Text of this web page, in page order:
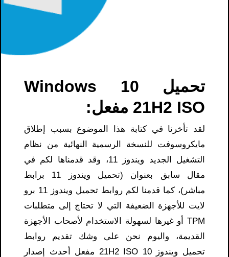
تحميل Windows 10
21H2 ISO مفعل:
لقد تأخرنا في كتابة هذا الموضوع بسبب إطلاق
مايكروسوفت للنسخة الرسمية النهائية من نظام
التشغيل الجديد ويندوز 11، وقد قدمناها لكم في
مقال سابق بعنوان (تحميل ويندوز 11 برابط
مباشر)، كما قدمنا ​​لكم روابط تحميل ويندوز 11 برو
لايت للأجهزة الضعيفة التي لا تحتاج إلى متطلبات
TPM أو غيرها لسهولة الاستخدام لأصحاب الأجهزة
القديمة، واليوم نحن على وشك تقديم روابط
تحميل ويندوز 10 21H2 ISO مفعل أحدث إصدار